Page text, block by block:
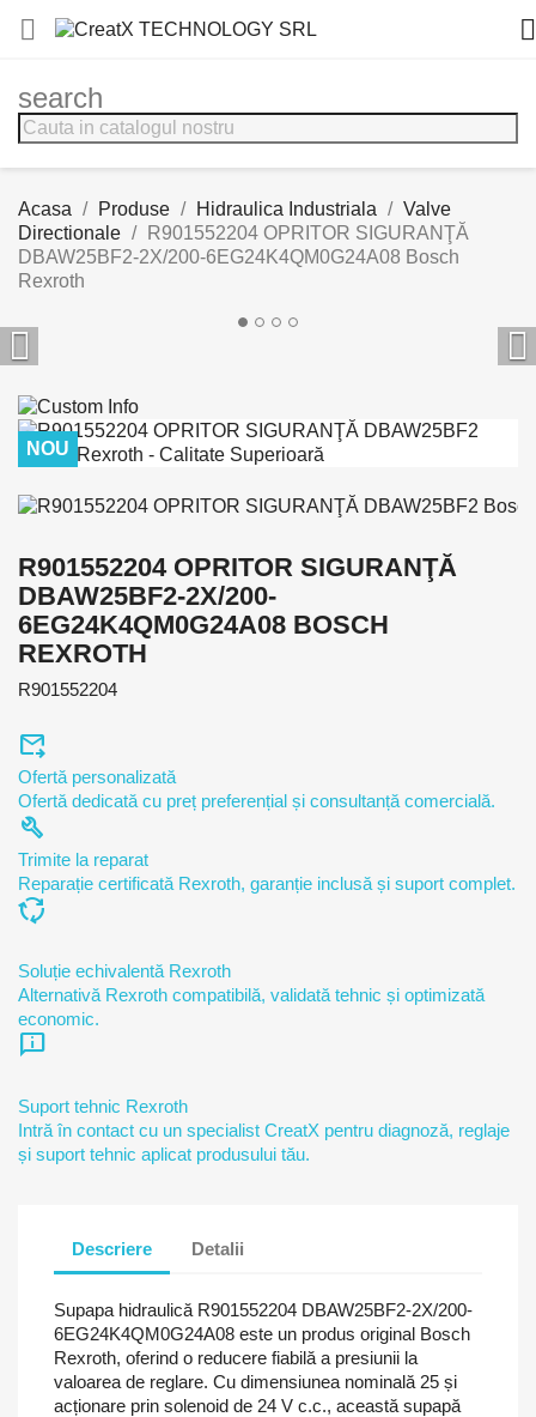
 
search
Acasa Produse Hidraulica Industriala
Valve
Directionale
R901552204 OPRITOR SIGURANŢĂ
DBAW25BF2-2X/200-6EG24K4QM0G24A08 Bosch
Rexroth
 
NOU
R901552204 OPRITOR SIGURANŢĂ
DBAW25BF2-2X/200-
6EG24K4QM0G24A08 BOSCH
REXROTH
R901552204
forward_to_inbox
Ofertă personalizată
Ofertă dedicată cu preț preferențial și consultanță comercială.
build
Trimite la reparat
Reparație certificată Rexroth, garanție inclusă și suport complet.
cycle
Soluție echivalentă Rexroth
Alternativă Rexroth compatibilă, validată tehnic și optimizată
economic.
chat_info
Suport tehnic Rexroth
Intră în contact cu un specialist CreatX pentru diagnoză, reglaje
și suport tehnic aplicat produsului tău.
Descriere Detalii
Supapa hidraulică R901552204 DBAW25BF2-2X/200-
6EG24K4QM0G24A08 este un produs original Bosch
Rexroth, oferind o reducere fiabilă a presiunii la
valoarea de reglare. Cu dimensiunea nominală 25 și
acționare prin solenoid de 24 V c.c., această supapă